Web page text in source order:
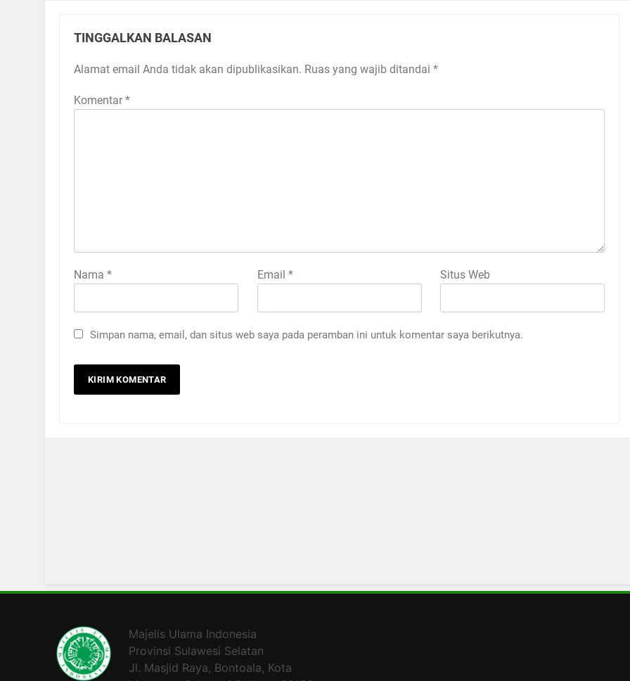
TINGGALKAN BALASAN
Alamat email Anda tidak akan dipublikasikan. Ruas yang wajib ditandai *
Komentar *
Nama * Email * Situs Web
Simpan nama, email, dan situs web saya pada peramban ini untuk komentar saya berikutnya.
Majelis Ulama Indonesia
Provinsi Sulawesi Selatan
Jl. Masjid Raya, Bontoala, Kota